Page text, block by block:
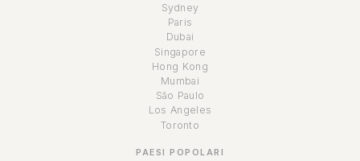
Sydney
Paris
Dubai
Singapore
Hong Kong
Mumbai
São Paulo
Los Angeles
Toronto
PAESI POPOLARI